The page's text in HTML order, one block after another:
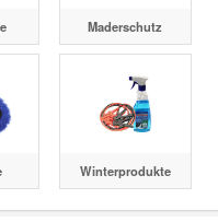
Maderschutz
Winterprodukte